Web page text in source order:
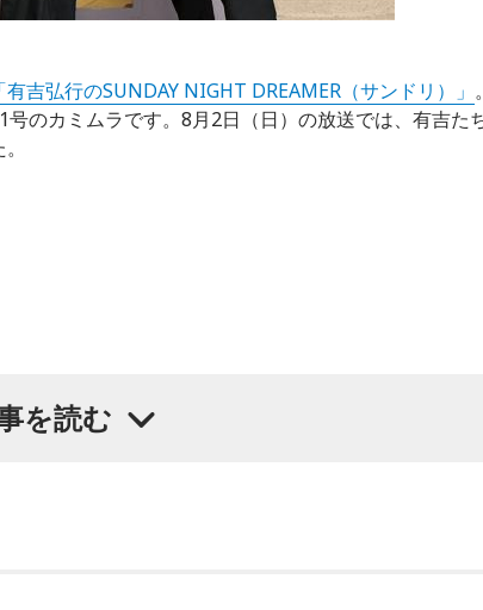
「有吉弘行のSUNDAY NIGHT DREAMER（サンドリ）」
のカミムラです。8月2日（日）の放送では、有吉た
ことがあると切り出し、「賞レースで結果を残してい
を読む